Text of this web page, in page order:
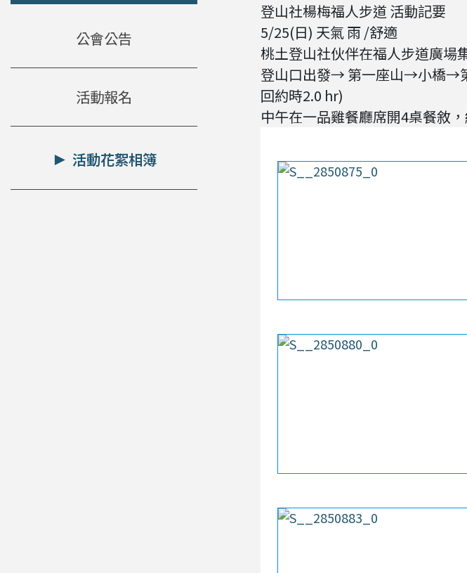
公會公告
活動報名
活動花絮相簿
登山社楊梅福人步道 活動記
5/25(日) 天氣 雨 /舒適
桃土登山社伙伴在福人步道廣
登山口出發→ 第一座山→小橋→
回約時2.0 hr)
中午在一品雞餐廳席開4桌餐敘，